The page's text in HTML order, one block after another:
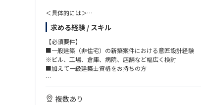
＜具体的には＞
■業務幅：企画、ボリュームチェック、プランニング、基
■物件規模：1000平米～数万平米（中小規模～大規模まで
■立場
・請負物件：自社設計施工物件80％以上
・分譲物件：自社企画・ボリュームチェックを行います
■BIM／CAD
・BIM：Revit CAD：AutoCAD 動画ソフト：ルミオン ※
※就業制度について：同社は2021年4月よりコアタイム
求める経験 / スキル
【必須要件】
■一般建築（非住宅）の新築案件における意匠設計経験
※ビル、工場、倉庫、病院、店舗など幅広く検討
■加えて一級建築士資格をお持ちの方
【歓迎要件】
■BIM（Revit）、またはAuto CAD使用経験
複数あり